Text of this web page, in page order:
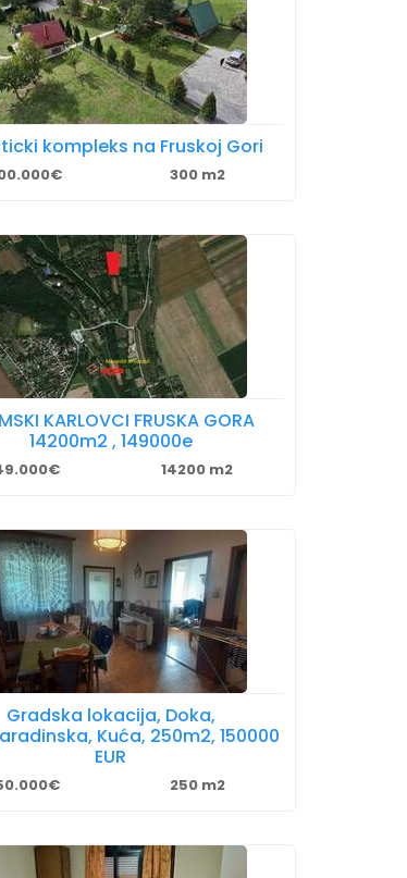
kompleks na Fruskoj Gori
300 m2
KARLOVCI FRUSKA GORA
14200m2 , 149000e
14200 m2
Gradska lokacija, Doka,
Kuća, 250m2, 150000
EUR
250 m2